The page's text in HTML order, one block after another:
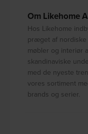
Om Likehome
Hos Likehome
præget af
møbler og interiør
skandinaviske
med de nyeste
vores sortiment
brands og serier.